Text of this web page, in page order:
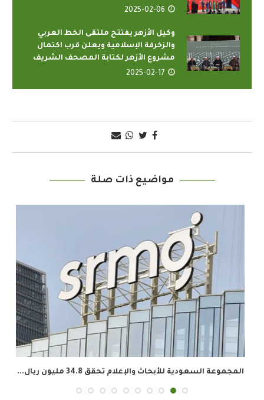
2025-02-06
وكيل الأزهر يفتتح ملتقى الخط العربي
والزخرفة الإسلامية ويعلن قرب اكتمال
مشروع الأزهر لكتابة ‏المصحف الشريف
2025-02-17
مواضيع ذات صلة
المجموعة السعودية للأبحاث والإعلام تحقق 34.8 مليون ريال...